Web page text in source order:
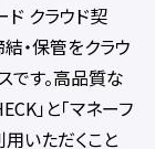
ド クラウド契
・保管をクラウ
です。高品質な
」と「マネーフ
いただくこと